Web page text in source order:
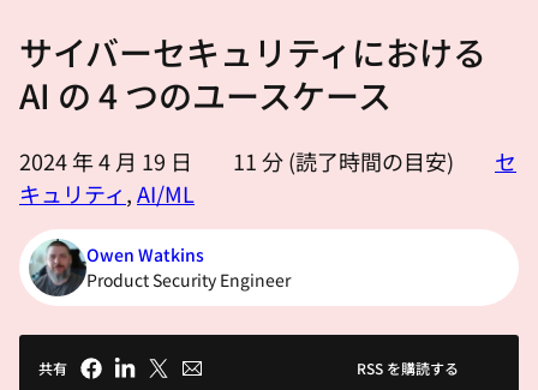
択
て
だ
さ
サイバーセキュリティにおける
AI の 4 つのユースケース
2024 年 4 月 19 日 11分 (読了時間の目安)
セ
キュリティ,AI/ML
Owen Watkins
Product Security Engineer
共有 RSS を購読する